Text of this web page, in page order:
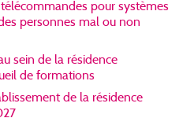
pour systèmes
personnes mal ou non
sein de la résidence
de formations
de la résidence